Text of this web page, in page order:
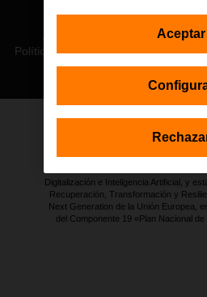
© Orange
Lectura
Política de privacidad
Política de
impulsada por Red.es, Ministerio para
Digitalización e Inteligencia Artificial, y
Recuperación, Transformación y
Next Generation de la Unión Europea,
del Componente 19 «Plan Nacional
Aceptar